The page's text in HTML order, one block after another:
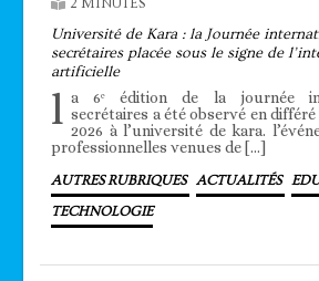
2 MINUTES
Université de Kara : la Journée
secrétaires placée sous le signe de
artificielle
l a 6ᵉ édition de la journée
secrétaires a été observé en
2026 à l’université de kara.
professionnelles venues de […]
AUTRES RUBRIQUES ACTUALITÉS
TECHNOLOGIE